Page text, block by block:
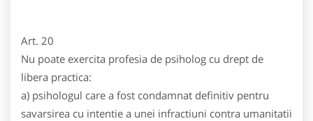
Art. 20
Nu poate exercita profesia de psiholog cu drept de
libera practica:
a) psihologul care a fost condamnat definitiv pentru
savarsirea cu intentie a unei infractiuni contra umanitatii